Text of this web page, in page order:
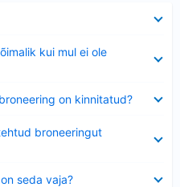
kui mul ei ole
on kinnitatud?
broneeringut
seda vaja?